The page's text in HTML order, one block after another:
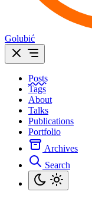
Golubić
Posts
Tags
About
Talks
Publications
Portfolio
Archives
Search